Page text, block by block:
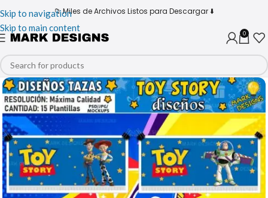
Skip to navigation
Skip to main content
📁 Miles de Archivos Listos para Descargar ⬇️
0